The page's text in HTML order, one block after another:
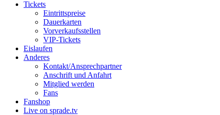
Tickets
Eintrittspreise
Dauerkarten
Vorverkaufsstellen
VIP-Tickets
Eislaufen
Anderes
Kontakt/Ansprechpartner
Anschrift und Anfahrt
Mitglied werden
Fans
Fanshop
Live on sprade.tv